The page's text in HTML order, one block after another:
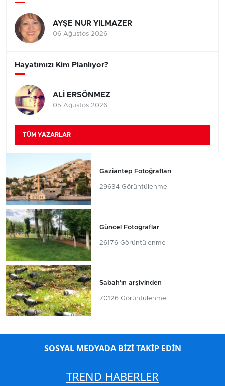
AYŞE NUR YILMAZER
06 Ağustos 2026
Hayatımızı Kim Planlıyor?
ALİ ERSÖNMEZ
05 Ağustos 2026
TÜM YAZARLAR
Gaziantep Fotoğrafları
29634 Görüntülenme
Güncel Fotoğraflar
26176 Görüntülenme
Sabah'ın arşivinden
70126 Görüntülenme
SOSYAL MEDYADA BİZİ TAKİP EDİN
TREND HABERLER